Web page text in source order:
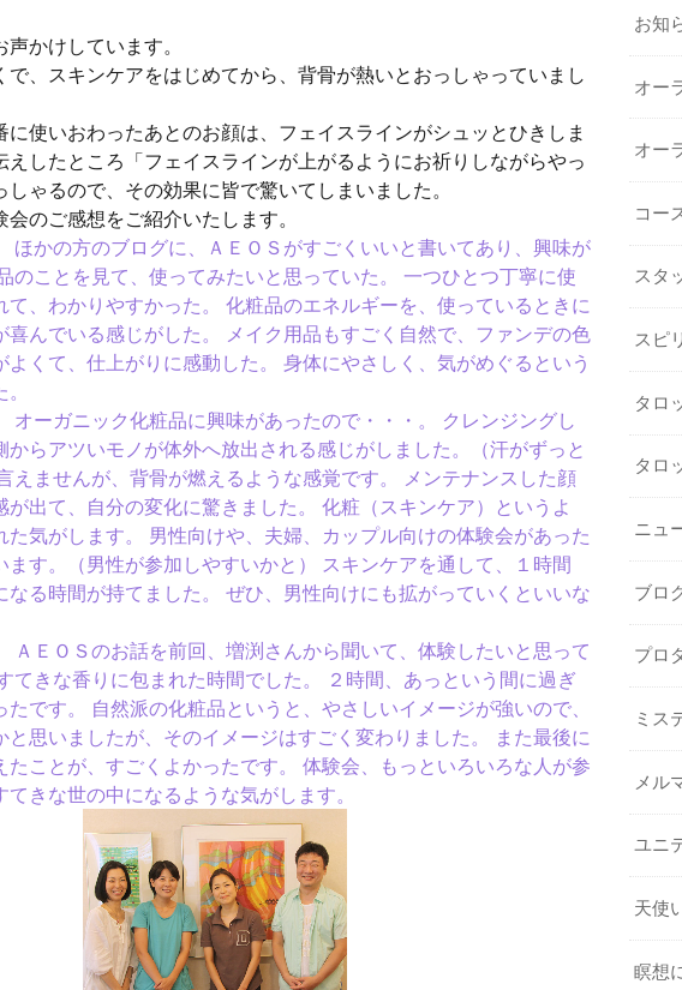
声かけしています。
で、スキンケアをはじめてから、背骨が熱いとおっしゃっていまし
に使いおわったあとのお顔は、フェイスラインがシュッとひきしま
えしたところ「フェイスラインが上がるようにお祈りしながらやっ
ゃるので、その効果に皆で驚いてしまいました。
のご感想をご紹介いたします。
ほかの方のブログに、ＡＥＯＳがすごくいいと書いてあり、興味が
のことを見て、使ってみたいと思っていた。 一つひとつ丁寧に使
て、わかりやすかった。 化粧品のエネルギーを、使っているときに
喜んでいる感じがした。 メイク用品もすごく自然で、ファンデの色
よくて、仕上がりに感動した。 身体にやさしく、気がめぐるという
オーガニック化粧品に興味があったので・・・。 クレンジングし
からアツいモノが体外へ放出される感じがしました。（汗がずっと
えませんが、背骨が燃えるような感覚です。 メンテナンスした顔
が出て、自分の変化に驚きました。 化粧（スキンケア）というよ
た気がします。 男性向けや、夫婦、カップル向けの体験会があった
ます。（男性が参加しやすいかと） スキンケアを通して、１時間
なる時間が持てました。 ぜひ、男性向けにも拡がっていくといいな
ＡＥＯＳのお話を前回、増渕さんから聞いて、体験したいと思って
てきな香りに包まれた時間でした。 ２時間、あっという間に過ぎ
たです。 自然派の化粧品というと、やさしいイメージが強いので、
と思いましたが、そのイメージはすごく変わりました。 また最後に
たことが、すごくよかったです。 体験会、もっといろいろな人が参
きな世の中になるような気がします。
お知
オー
オー
コー
スタ
スピ
タロ
タロ
ニュ
ブロ
プロ
ミス
メル
ユニ
天使
瞑想